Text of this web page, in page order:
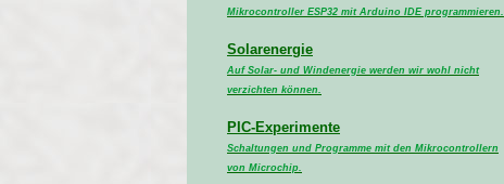
Mikrocontroller ESP32 mit Arduino IDE programmieren.
Solarenergie
Auf Solar- und Windenergie werden wir wohl nicht
verzichten können.
PIC-Experimente
Schaltungen und Programme mit den Mikrocontrollern
von Microchip.